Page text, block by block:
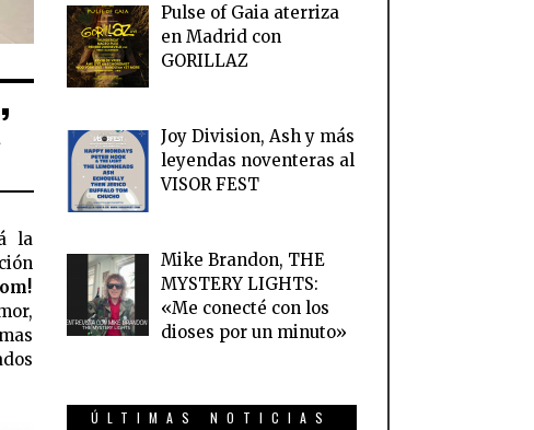
la
Pulse of Gaia aterriza
en Madrid con
GORILLAZ
Joy Division, Ash y más
leyendas noventeras al
VISOR FEST
Mike Brandon, THE
MYSTERY LIGHTS:
«Me conecté con los
dioses por un minuto»
ÚLTIMAS NOTICIAS